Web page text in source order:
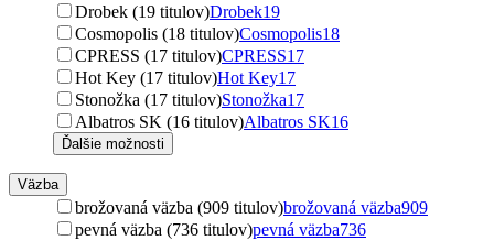
Drobek (19 titulov)Drobek19
Cosmopolis (18 titulov)Cosmopolis18
CPRESS (17 titulov)CPRESS17
Hot Key (17 titulov)Hot Key17
Stonožka (17 titulov)Stonožka17
Albatros SK (16 titulov)Albatros SK16
Ďalšie možnosti
Väzba
brožovaná väzba (909 titulov)brožovaná väzba909
pevná väzba (736 titulov)pevná väzba736